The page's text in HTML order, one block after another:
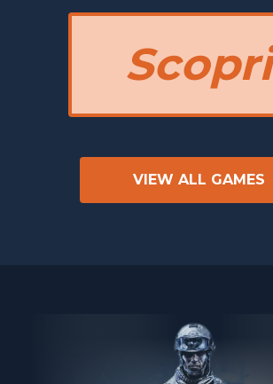
Scopri
VIEW ALL GAMES